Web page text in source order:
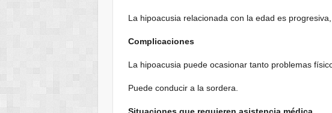
La hipoacusia relacionada con la edad es
Complicaciones
La hipoacusia puede ocasionar tanto problemas
Puede conducir a la sordera.
Situaciones que requieren asistencia médica